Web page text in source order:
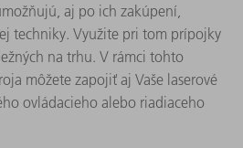
aj po ich zakúpení,
techniky. Využite pri tom prípojky
na trhu. V rámci tohto
môžete zapojiť aj Vaše laserové
ovládacieho alebo riadiaceho